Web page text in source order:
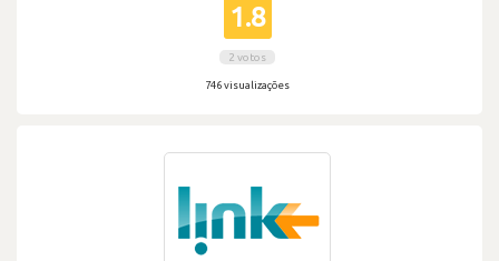
1.8
2 votos
746 visualizações